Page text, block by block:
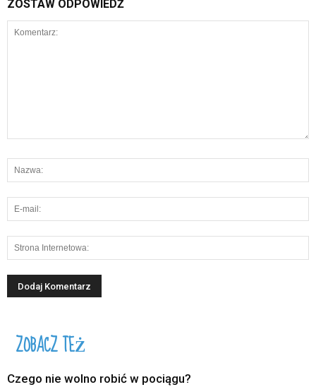
ZOSTAW ODPOWIEDŹ
ZOBACZ TEŻ
Czego nie wolno robić w pociągu?